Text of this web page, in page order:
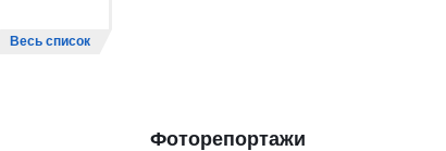
Весь список
Фоторепортажи